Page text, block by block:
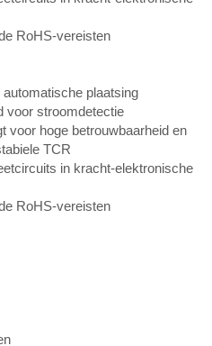
RoHS-vereisten
plaatsing
voor stroomdetectie
voor hoge betrouwbaarheid en
TCR
in kracht-elektronische
RoHS-vereisten